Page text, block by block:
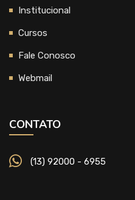
Institucional
Cursos
Fale Conosco
Webmail
CONTATO
(13) 92000 - 6955